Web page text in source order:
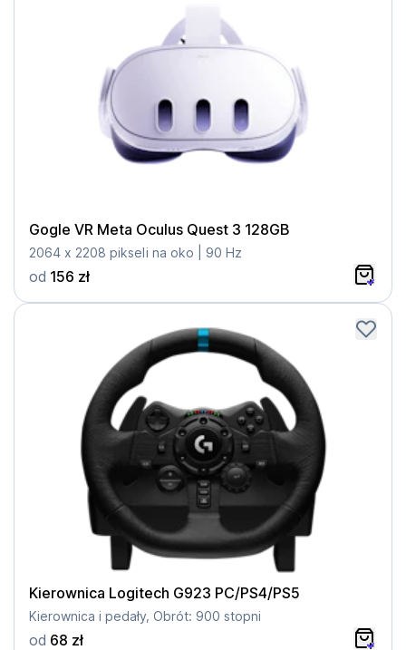
Gogle VR Meta Oculus Quest 3 128GB
2064 x 2208 pikseli na oko | 90 Hz
od 156 zł
Kierownica Logitech G923 PC/PS4/PS5
Kierownica i pedały, Obrót: 900 stopni
od 68 zł